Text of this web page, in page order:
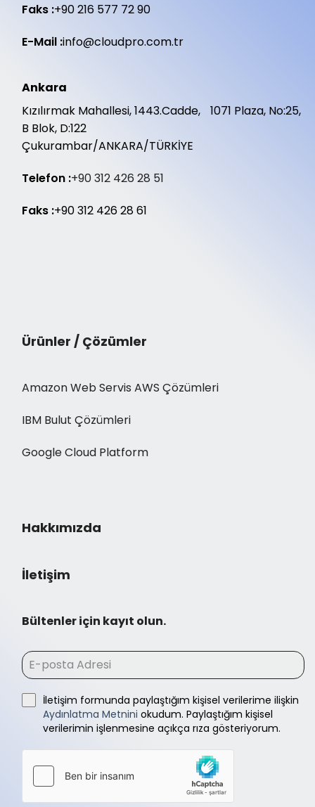
Faks :+90 216 577 72 90
E-Mail :info@cloudpro.com.tr
Ankara
Kızılırmak Mahallesi, 1443.Cadde, 1071 Plaza, No:25,
B Blok, D:122
Çukurambar/ANKARA/TÜRKİYE
Telefon :+90 312 426 28 51
Faks :+90 312 426 28 61
Ürünler / Çözümler
Amazon Web Servis AWS Çözümleri
IBM Bulut Çözümleri
Google Cloud Platform
Hakkımızda
İletişim
Bültenler için kayıt olun.
İletişim formunda paylaştığım kişisel verilerime ilişkin
Aydınlatma Metnini okudum. Paylaştığım kişisel
verilerimin işlenmesine açıkça rıza gösteriyorum.